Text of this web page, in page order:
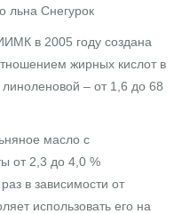
льна Снегурок
в 2005 году создана
жирных кислот в
– от 1,6 до 68
масло с
от 2,3 до 4,0 %
в зависимости от
использовать его на